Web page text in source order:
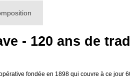
- 120 ans de
fondée en 1898 qui couvre à ce jour